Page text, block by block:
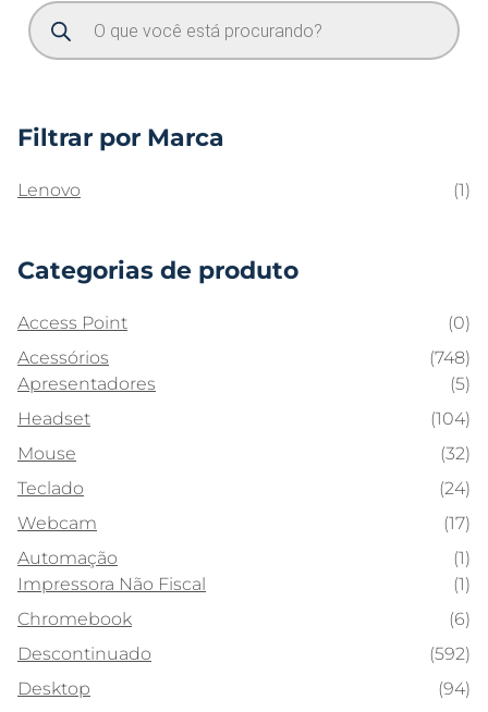
Filtrar por Marca
Lenovo (1)
Categorias de produto
Access Point
(0)
Acessórios
(748)
Apresentadores
(5)
Headset
(104)
Mouse
(32)
Teclado
(24)
Webcam
(17)
Automação
(1)
Impressora Não Fiscal
(1)
Chromebook
(6)
Descontinuado
(592)
Desktop
(94)